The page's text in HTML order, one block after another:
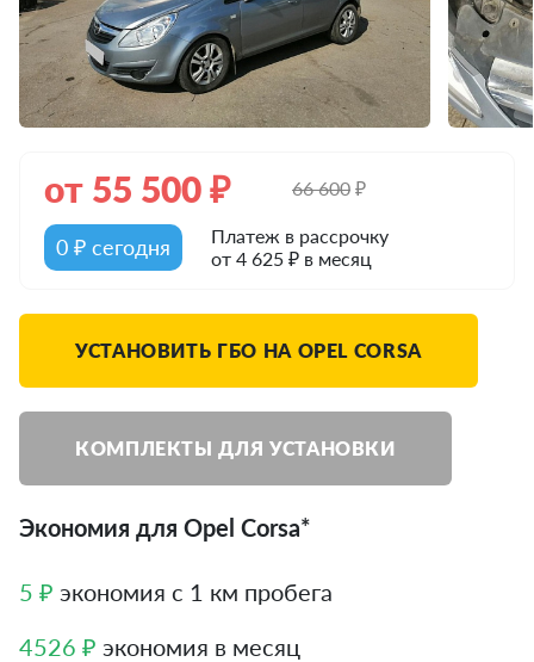
от 55 500₽ 66 600₽
0 ₽ сегодня
Платеж в рассрочку
от 4 625 ₽ в месяц
УСТАНОВИТЬ ГБО НА OPEL CORSA
КОМПЛЕКТЫ ДЛЯ УСТАНОВКИ
Экономия для Opel Corsa*
5 ₽ экономия с 1 км пробега
4526 ₽ экономия в месяц